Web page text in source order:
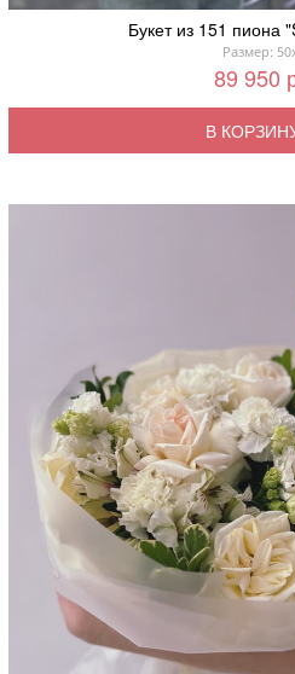
Букет из 151 пиона
Размер:
89 950
В